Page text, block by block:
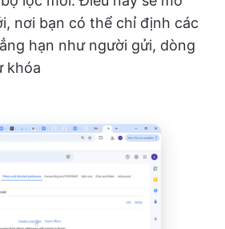
nơi bạn có thể chỉ định các
hạn như người gửi, dòng
khóa